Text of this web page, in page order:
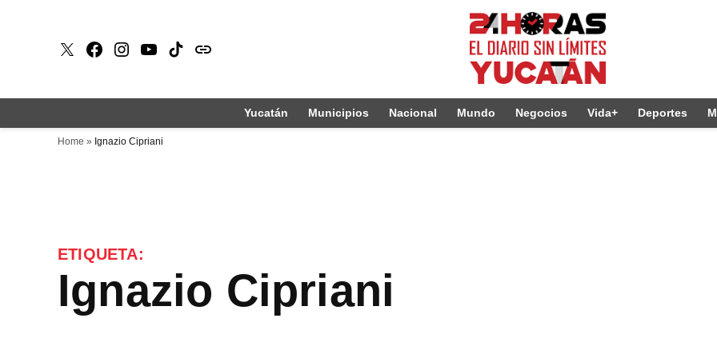
X Faceboook
Instagram
Youtube
Tiktokissuu
Yucatán Municipios Nacional Mundo Negocios Vida+ Deportes
Home » Ignazio Cipriani
ETIQUETA:
Ignazio Cipriani